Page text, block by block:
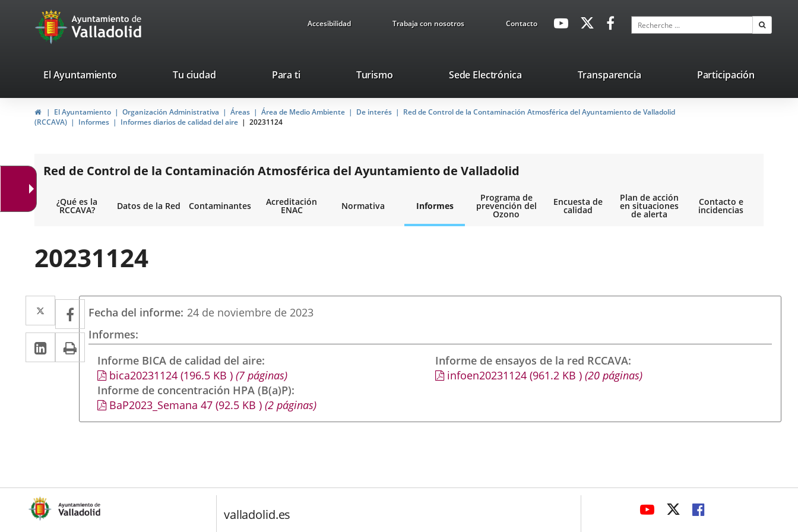
Portal
Web
Ayuntamiento
de
Valladolid
Accesibilidad Trabaja con nosotros ContactoavaHeaderSocial
Enlace
externa.
Enlace
aplicación
externa.
Enlace
aplicación
externa.
Recherche
valladolid.es
El Ayuntamiento Tu ciudad Para ti TurismoEste
se
abrirá
nueva.
Sede ElectrónicaEnlace
una
aplicación
Transparencia Participación
InicioEl Ayuntamiento Organización Administrativa Áreas Área de Medio Ambiente De interés
Red de Control de la Contaminación Atmosférica del Ayuntamiento de Valladolid
(RCCAVA)
Informes Informes diarios de calidad del aire 20231124
Red de Control de la Contaminación Atmosférica del Ayuntamiento de Valladolid
¿Qué es la
RCCAVA? Datos de la Red Contaminantes Acreditación
ENAC Normativa Informes
Programa de
prevención del
Ozono
Encuesta de
calidad
Plan de acción
en situaciones
de alerta
Contacto e
incidencias
20231124
Twitter
Enlace
a
una
aplicación
externa.
Facebook
Enlace
a
una
aplicación
externa.
LinkedIn
Enlace
a
aplicación
externa.
Imprimir
Fecha del informe 24 de noviembre de 2023
Informes
Informe BICA de calidad del aire
bica20231124(196.5 KB )(7 páginas)
Informe de concentración HPA (B(a)P)
BaP2023_Semana 47(92.5 KB )(2 páginas)
Informe de ensayos de la red RCCAVA
infoen20231124 (961.2 KB) (20 páginas)
valladolid.es
ENLACEENLACEENLACE